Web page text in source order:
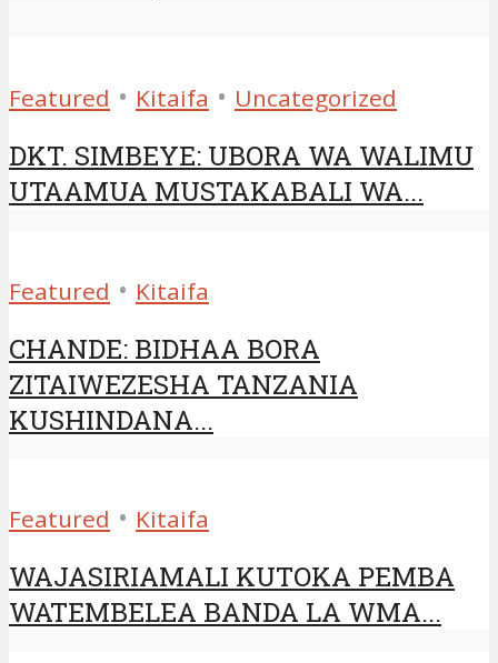
Featured • Kitaifa • Uncategorized
DKT. SIMBEYE: UBORA WA WALIMU
UTAAMUA MUSTAKABALI WA...
Featured • Kitaifa
CHANDE: BIDHAA BORA
ZITAIWEZESHA TANZANIA
KUSHINDANA...
Featured • Kitaifa
WAJASIRIAMALI KUTOKA PEMBA
WATEMBELEA BANDA LA WMA...